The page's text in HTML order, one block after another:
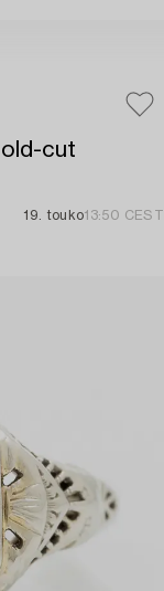
old-cut
19. touko13:50 CEST